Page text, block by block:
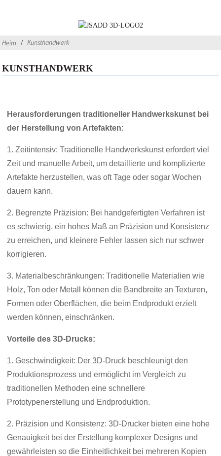
Heim Kunsthandwerk
KUNSTHANDWERK
Herausforderungen traditioneller Handwerkskunst bei
der Herstellung von Artefakten:
1. Zeitintensiv: Traditionelle Handwerkskunst erfordert viel
Zeit und manuelle Arbeit, um detaillierte und komplizierte
Artefakte herzustellen, was oft Tage oder sogar Wochen
dauern kann.
2. Begrenzte Präzision: Bei handgefertigten Verfahren ist
es schwierig, ein hohes Maß an Präzision und Konsistenz
zu erreichen, und kleinere Fehler lassen sich nur schwer
korrigieren.
3. Materialbeschränkungen: Traditionelle Materialien wie
Holz, Ton oder Metall können die Bandbreite an Texturen,
Formen oder Oberflächen, die beim Endprodukt erzielt
werden können, einschränken.
Vorteile des 3D-Drucks:
1. Geschwindigkeit: Der 3D-Druck beschleunigt den
Produktionsprozess und ermöglicht im Vergleich zu
traditionellen Methoden eine schnellere
Prototypenerstellung und Endproduktion.
2. Präzision und Konsistenz: 3D-Drucker bieten eine hohe
Genauigkeit bei der Erstellung komplexer Designs und
gewährleisten so die Einheitlichkeit bei mehreren Kopien